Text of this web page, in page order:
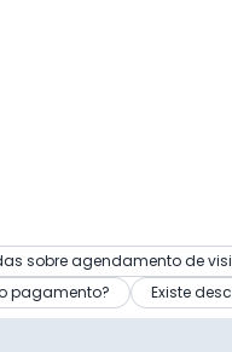
sobre agendamento de
pagamento?
Existe